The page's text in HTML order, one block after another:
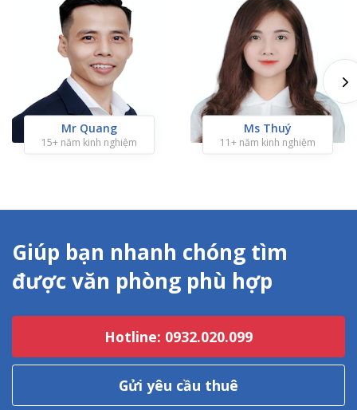
Mr Quang
15+ năm kinh nghiệm
Ms Thuý
11+ năm kinh nghiệm
Giúp bạn nhanh chóng tìm
được văn phòng phù hợp
Hotline: 0932.020.099
Gửi yêu cầu thuê